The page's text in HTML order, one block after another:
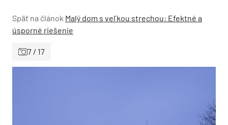
Späť na článok Malý dom s veľkou strechou: Efektné a
úsporné riešenie
7 / 17